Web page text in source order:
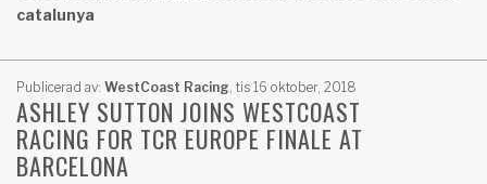
catalunya
Publicerad av: WestCoast Racing tis 16 oktober, 2018
ASHLEY SUTTON JOINS WESTCOAST
RACING FOR TCR EUROPE FINALE AT
BARCELONA